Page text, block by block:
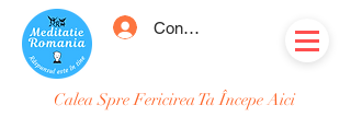
Conectează-te
Calea Spre Fericirea Ta Începe Aici